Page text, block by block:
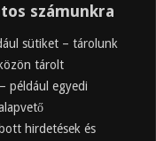
számunkra
sütiket – tárolunk
tárolt
például egyedi
hirdetések és